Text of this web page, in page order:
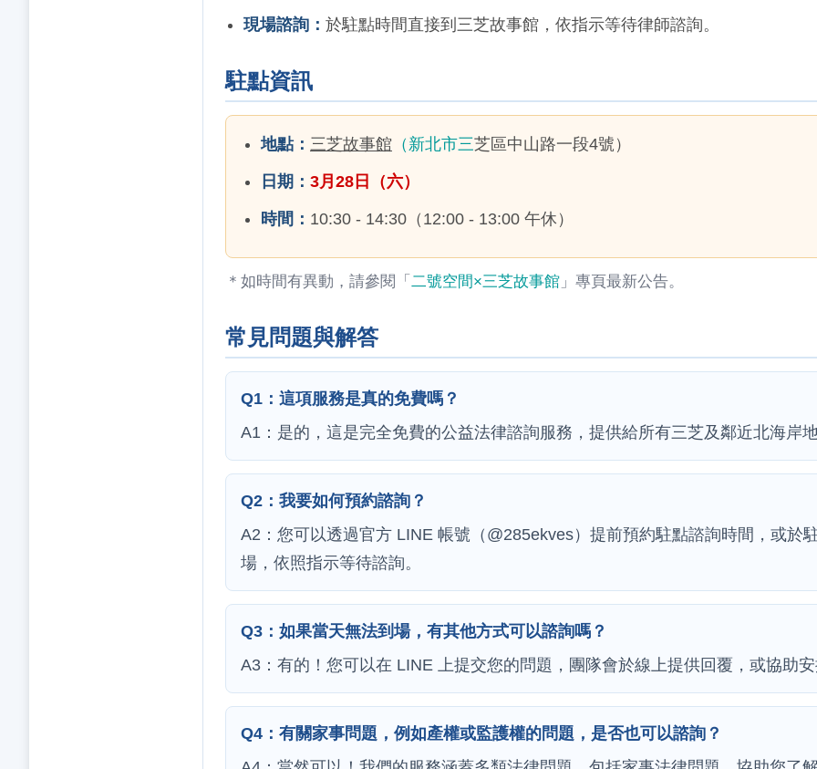
現場諮詢： 於駐點時間直接到三芝故事館，依指示等待律師諮詢。
駐點資訊
地點： 三芝故事館 （新北市三芝區中山路一段4號）
日期： 3月28日（六）
時間： 10:30 - 14:30（12:00 - 13:00 午休）
＊如時間有異動，請參閱「 二號空間×三芝故事館 」專頁最新公告。
常見問題與解答
Q1：這項服務是真的免費嗎？
A1：是的，這是完全免費的公益法律諮詢服務，提供給所有三芝及鄰近北海岸
Q2：我要如何預約諮詢？
A2：您可以透過官方 LINE 帳號（@285ekves）提前預約駐點諮詢時間，或於
場，依照指示等待諮詢。
Q3：如果當天無法到場，有其他方式可以諮詢嗎？
A3：有的！您可以在 LINE 上提交您的問題，團隊會於線上提供回覆，或協助
Q4：有關家事問題，例如產權或監護權的問題，是否也可以諮詢？